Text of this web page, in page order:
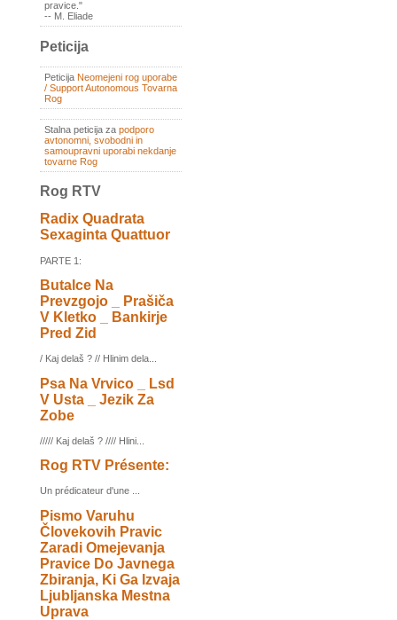
pravice."
-- M. Eliade
Peticija
Peticija Neomejeni rog uporabe
/ Support Autonomous Tovarna
Rog
Stalna peticija za podporo
avtonomni, svobodni in
samoupravni uporabi nekdanje
tovarne Rog
Rog RTV
Radix Quadrata
Sexaginta Quattuor
PARTE 1:
Butalce Na
Prevzgojo _ Prašiča
V Kletko _ Bankirje
Pred Zid
/ Kaj delaš ? // Hlinim dela...
Psa Na Vrvico _ Lsd
V Usta _ Jezik Za
Zobe
///// Kaj delaš ? //// Hlini...
Rog RTV Présente:
Un prédicateur d'une ...
Pismo Varuhu
Človekovih Pravic
Zaradi Omejevanja
Pravice Do Javnega
Zbiranja, Ki Ga Izvaja
Ljubljanska Mestna
Uprava